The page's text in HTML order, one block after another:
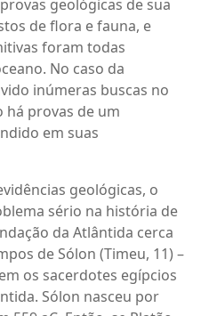
geológicas de sua
de flora e fauna, e
foram todas
No caso da
inúmeras buscas no
há provas de um
em suas
geológicas, o
sério na história de
da Atlântida cerca
de Sólon (Timeu, 11) –
os sacerdotes egípcios
Sólon nasceu por